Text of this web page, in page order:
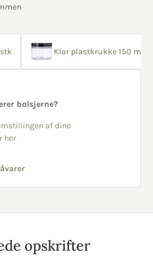
Klar plastkrukke 150 ml
bolsjerne?
af dine
her
opskrifter